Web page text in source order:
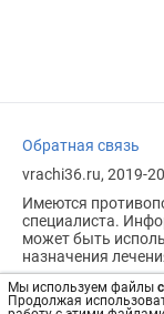
Мы используем файлы
Продолжая
Обратная связь
vrachi36.ru, 2019-
Имеются
специалиста.
может быть
назначения
Возрастное